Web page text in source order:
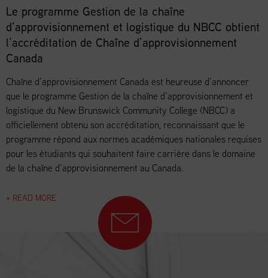
Le programme Gestion de la chaîne
d’approvisionnement et logistique du NBCC obtient
l’accréditation de Chaîne d’approvisionnement
Canada
Chaîne d’approvisionnement Canada est heureuse d’annoncer
que le programme Gestion de la chaîne d’approvisionnement et
logistique du New Brunswick Community College (NBCC) a
officiellement obtenu son accréditation, reconnaissant que le
programme répond aux normes académiques nationales requises
pour les étudiants qui souhaitent faire carrière dans le domaine
de la chaîne d’approvisionnement au Canada.
+ READ MORE